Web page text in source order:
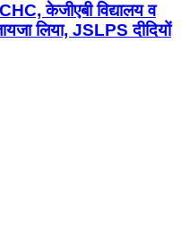
केजीएबी विद्यालय व
लिया, JSLPS दीदियों